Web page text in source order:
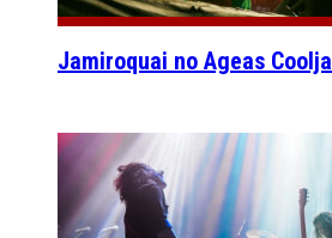
Jamiroquai no Ageas